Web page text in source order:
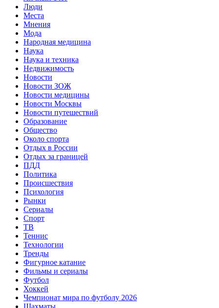
Люди
Места
Мнения
Мода
Народная медицина
Наука
Наука и техника
Недвижимость
Новости
Новости ЗОЖ
Новости медицины
Новости Москвы
Новости путешествий
Образование
Общество
Около спорта
Отдых в России
Отдых за границей
ПДД
Политика
Происшествия
Психология
Рынки
Сериалы
Спорт
ТВ
Теннис
Технологии
Тренды
Фигурное катание
Фильмы и сериалы
Футбол
Хоккей
Чемпионат мира по футболу 2026
Шахматы